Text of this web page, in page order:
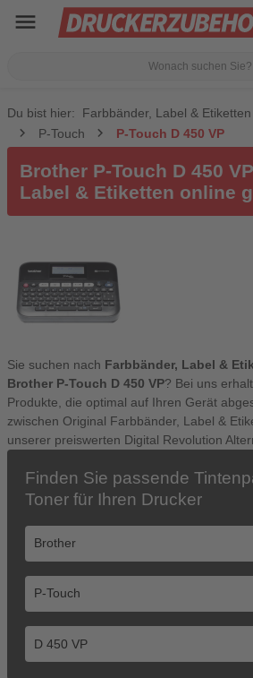
menu
Du bist hier: Farbbänder, Label & Etiketten
P-Touch
P-Touch D 450 VP
Brother P-Touch D 450
Label & Etiketten online
Sie suchen nach Farbbänder, Label &
Brother P-Touch D 450 VP? Bei uns
Produkte, die optimal auf Ihren Gerät
zwischen Original Farbbänder, Label &
unserer preiswerten Digital Revolution
Finden Sie passende
Toner für Ihren Drucker